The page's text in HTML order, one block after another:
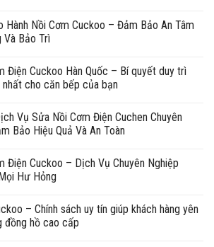
Hành Nồi Cơm Cuckoo – Đảm Bảo An Tâm
Và Bảo Trì
Điện Cuckoo Hàn Quốc – Bí quyết duy trì
cho căn bếp của bạn
Vụ Sửa Nồi Cơm Điện Cuchen Chuyên
Bảo Hiệu Quả Và An Toàn
Điện Cuckoo – Dịch Vụ Chuyên Nghiệp
Hư Hỏng
– Chính sách uy tín giúp khách hàng yên
đồng hồ cao cấp